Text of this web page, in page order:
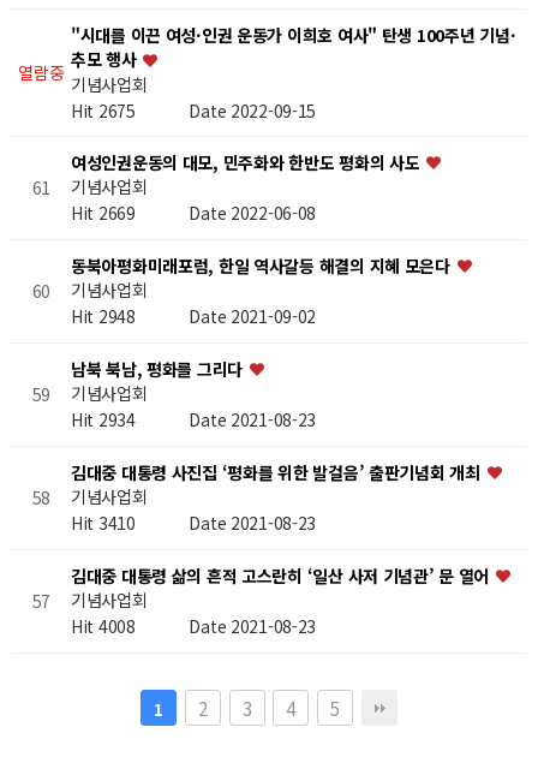
열람중
"시대를 이끈 여성·인권 운동가 이희호 여사" 탄생 100주년 기념·
추모 행사
기념사업회
Hit 2675 Date 2022-09-15
61
여성인권운동의 대모, 민주화와 한반도 평화의 사도
기념사업회
Hit 2669 Date 2022-06-08
60
동북아평화미래포럼, 한일 역사갈등 해결의 지혜 모은다
기념사업회
Hit 2948 Date 2021-09-02
59
남북 북남, 평화를 그리다
기념사업회
Hit 2934 Date 2021-08-23
58
김대중 대통령 사진집 ‘평화를 위한 발걸음’ 출판기념회 개최
기념사업회
Hit 3410 Date 2021-08-23
57
김대중 대통령 삶의 흔적 고스란히 ‘일산 사저 기념관’ 문 열어
기념사업회
Hit 4008 Date 2021-08-23
1 2 3 4 5